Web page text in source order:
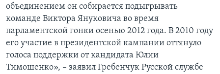
объединением он собирается подыгрывать
команде Виктора Януковича во время
парламентской гонки осенью 2012 года. В 2010 году
его участие в президентской кампании оттянуло
голоса поддержки от кандидата Юлии
Тимошенко», – заявил Гребенчук Русской службе